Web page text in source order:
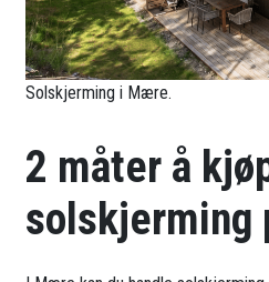
Solskjerming i Mære.
2 måter å
solskjerming